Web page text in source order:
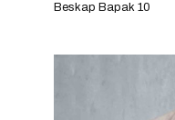
Beskap Bapak 10